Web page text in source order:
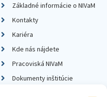
Základné informácie o NIVaM
Kontakty
Kariéra
Kde nás nájdete
Pracoviská NIVaM
Dokumenty inštitúcie